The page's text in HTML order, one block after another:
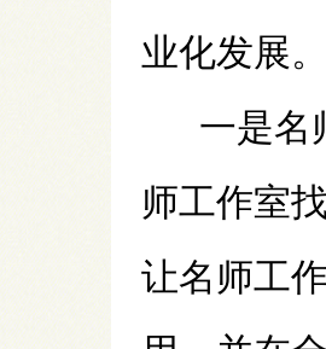
业化发展
一是名
师工作室
让名师工